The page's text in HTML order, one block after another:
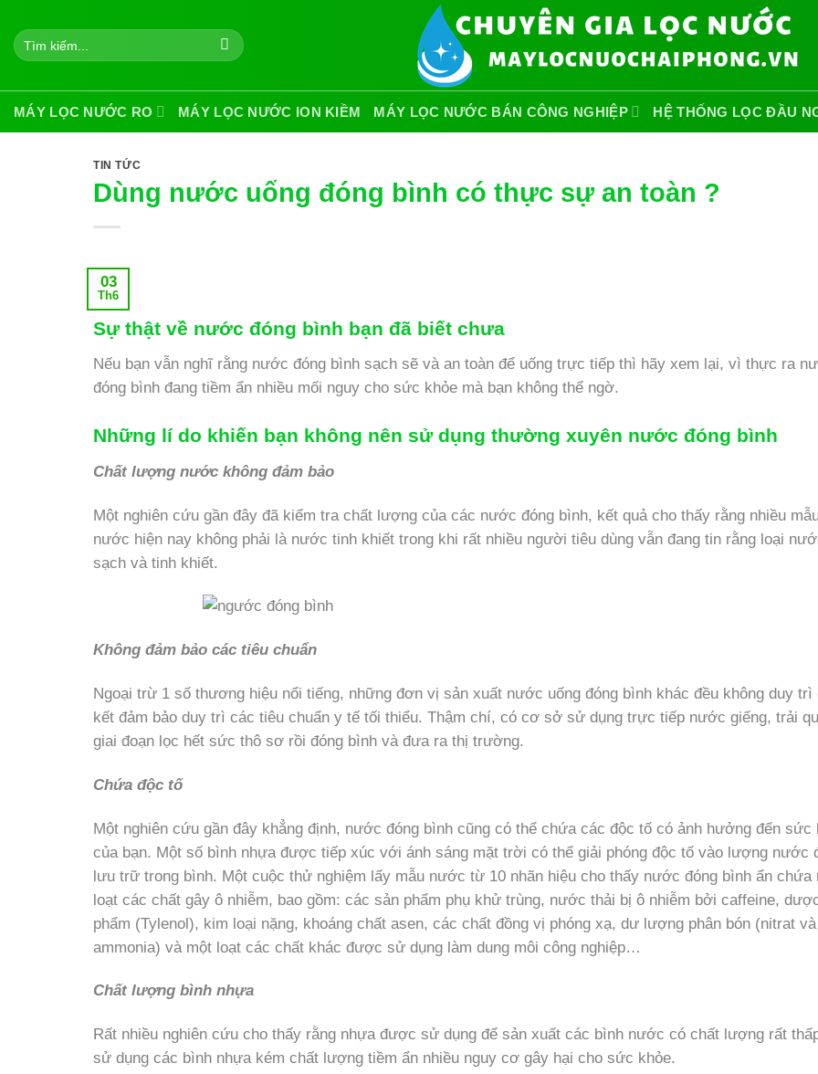
content
Tìm
kiếm:
MÁY LỌC NƯỚC RO MÁY LỌC NƯỚC ION KIỀM MÁY LỌC NƯỚC BÁN CÔNG NGHIỆP HỆ THỐNG LỌC ĐẦU
TIN TỨC
Dùng nước uống đóng bình có thực sự an toàn ?
03
Th6
Sự thật về nước đóng bình bạn đã biết chưa
Nếu bạn vẫn nghĩ rằng nước đóng bình sạch sẽ và an toàn để uống trực tiếp thì hãy xem lại, vì thực ra
đóng bình đang tiềm ẩn nhiều mối nguy cho sức khỏe mà bạn không thể ngờ.
Những lí do khiến bạn không nên sử dụng thường xuyên nước đóng bình
Chất lượng nước không đảm bảo
Một nghiên cứu gần đây đã kiểm tra chất lượng của các nước đóng bình, kết quả cho thấy rằng nhiều
nước hiện nay không phải là nước tinh khiết trong khi rất nhiều người tiêu dùng vẫn đang tin rằng loại
sạch và tinh khiết.
Không đảm bảo các tiêu chuẩn
Ngoại trừ 1 số thương hiệu nổi tiếng, những đơn vị sản xuất nước uống đóng bình khác đều không duy trì
kết đảm bảo duy trì các tiêu chuẩn y tế tối thiểu. Thậm chí, có cơ sở sử dụng trực tiếp nước giếng, trải
giai đoạn lọc hết sức thô sơ rồi đóng bình và đưa ra thị trường.
Chứa độc tố
Một nghiên cứu gần đây khẳng định, nước đóng bình cũng có thể chứa các độc tố có ảnh hưởng đến sức
của bạn. Một số bình nhựa được tiếp xúc với ánh sáng mặt trời có thể giải phóng độc tố vào lượng nước
lưu trữ trong bình. Một cuộc thử nghiệm lấy mẫu nước từ 10 nhãn hiệu cho thấy nước đóng bình ẩn chứa
loạt các chất gây ô nhiễm, bao gồm: các sản phẩm phụ khử trùng, nước thải bị ô nhiễm bởi caffeine,
phẩm (Tylenol), kim loại nặng, khoáng chất asen, các chất đồng vị phóng xạ, dư lượng phân bón (nitrat và
ammonia) và một loạt các chất khác được sử dụng làm dung môi công nghiệp…
Chất lượng bình nhựa
Rất nhiều nghiên cứu cho thấy rằng nhựa được sử dụng để sản xuất các bình nước có chất lượng rất
sử dụng các bình nhựa kém chất lượng tiềm ẩn nhiều nguy cơ gây hại cho sức khỏe.